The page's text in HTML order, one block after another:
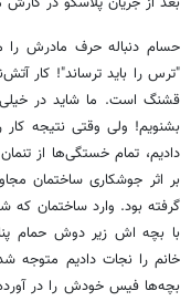
حسام دنباله حرف مادرش
"ترس را باید ترساند"! کار
قشنگ است. ما شاید در خیلی
بشنویم! ولی وقتی نتیجه
دادیم، تمام خستگی‌ها از
بر اثر جوشکاری ساختمان
گرفته بود. وارد ساختمان که
با بچه اش زیر دوش حمام
خانم را نجات دادیم متوجه